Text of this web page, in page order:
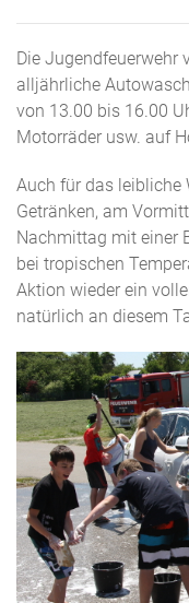
Die Jugendfeuerwehr
alljährliche
von 13.00 bis 16.00
Motorräder usw. auf
Auch für das leibliche
Getränken, am
Nachmittag mit einer
bei tropischen
Aktion wieder ein
natürlich an diesem